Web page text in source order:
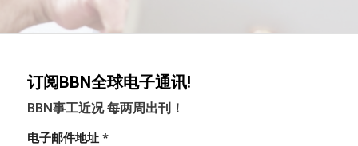
订阅BBN全球电子通讯!
BBN事工近况 每两周出刊！
电子邮件地址 *